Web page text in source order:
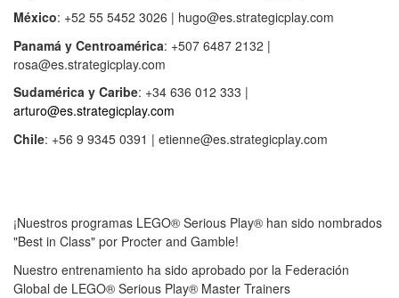
México: +52 55 5452 3026 | hugo@es.strategicplay.com
Panamá y Centroamérica: +507 6487 2132 |
rosa@es.strategicplay.com
Sudamérica y Caribe: +34 636 012 333 |
arturo@es.strategicplay.com
Chile: +56 9 9345 0391 | etienne@es.strategicplay.com
¡Nuestros programas LEGO® Serious Play® han sido nombrados
"Best in Class" por Procter and Gamble!
Nuestro entrenamiento ha sido aprobado por la Federación
Global de LEGO® Serious Play® Master Trainers